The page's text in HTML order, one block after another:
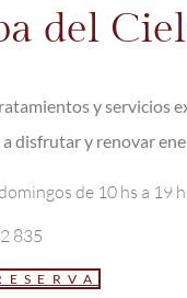
del
y servicios
disfrutar y renovar
de 10 hs a 19
835